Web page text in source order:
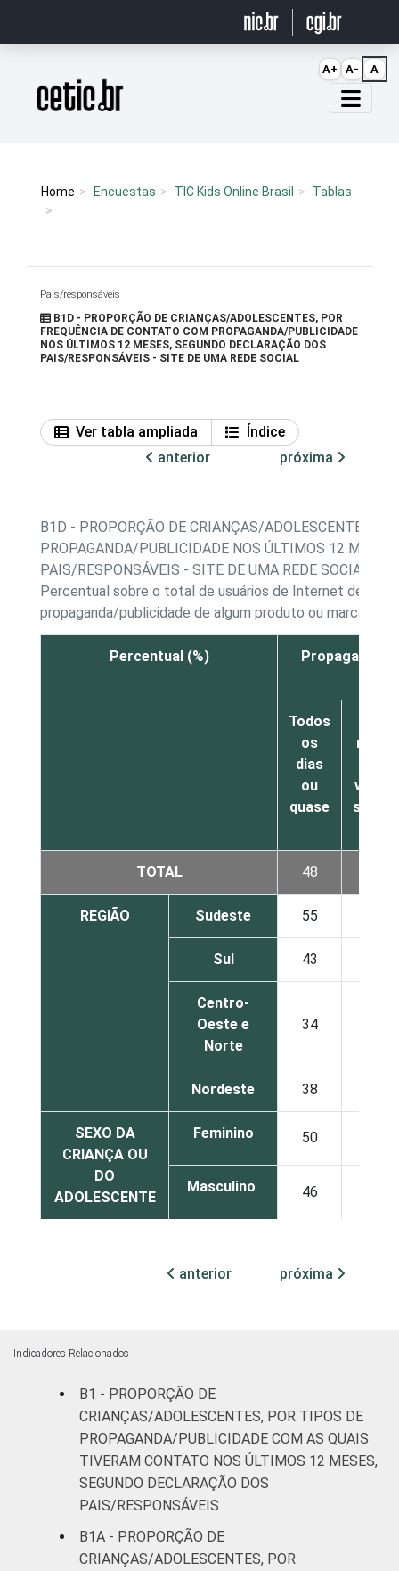
Página inicial
Home Encuestas TIC Kids Online Brasil Tablas
Pais/responsáveis
B1D - PROPORÇÃO DE CRIANÇAS/ADOLESCENTES, POR
FREQUÊNCIA DE CONTATO COM PROPAGANDA/PUBLICIDADE
NOS ÚLTIMOS 12 MESES, SEGUNDO DECLARAÇÃO DOS
PAIS/RESPONSÁVEIS - SITE DE UMA REDE SOCIAL
Ver tabla ampliada
Índice
anterior
próxima
B1D - PROPORÇÃO DE CRIANÇAS/ADOLESCENTES,
PROPAGANDA/PUBLICIDADE NOS ÚLTIMOS 12
PAIS/RESPONSÁVEIS - SITE DE UMA REDE SOCIAL
Percentual sobre o total de usuários de Internet de 9 a
propaganda/publicidade de algum produto ou marca no
Percentual (%) Propaganda
Todos
os
dias
ou
quase
vez
TOTAL 48
REGIÃO Sudeste 55
Sul 43
Centro-
Oeste e
Norte
34
Nordeste 38
SEXO DA
CRIANÇA OU
DO
ADOLESCENTE
Feminino 50
Masculino 46
I
Médio ou
mais
FAIXA ETÁRIA
DA CRIANÇA
OU DO
De 9 a 10
anos
45 36
anos
anterior próxima
Indicadores Relacionados
B1 - PROPORÇÃO DE
CRIANÇAS/ADOLESCENTES, POR TIPOS DE
PROPAGANDA/PUBLICIDADE COM AS QUAIS
TIVERAM CONTATO NOS ÚLTIMOS 12 MESES,
SEGUNDO DECLARAÇÃO DOS
PAIS/RESPONSÁVEIS
B1A - PROPORÇÃO DE
CRIANÇAS/ADOLESCENTES, POR
A+ A- A